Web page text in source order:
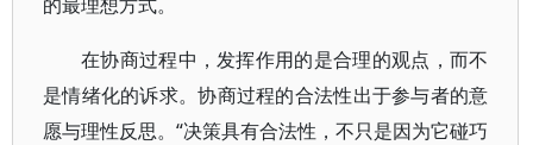
在协商过程中，发挥作用的是合理的观点，而不
是情绪化的诉求。协商过程的合法性出于参与者的意
愿与理性反思。“决策具有合法性，不只是因为它碰巧